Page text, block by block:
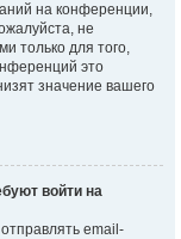
на конференции,
не
только для того,
это
значение вашего
войти на
email-